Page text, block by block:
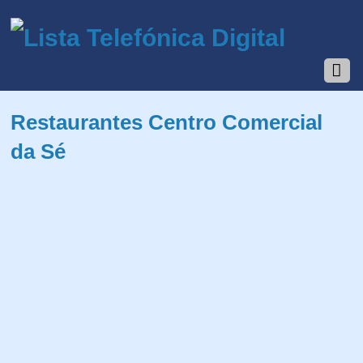
Restaurantes Centro Comercial
da Sé